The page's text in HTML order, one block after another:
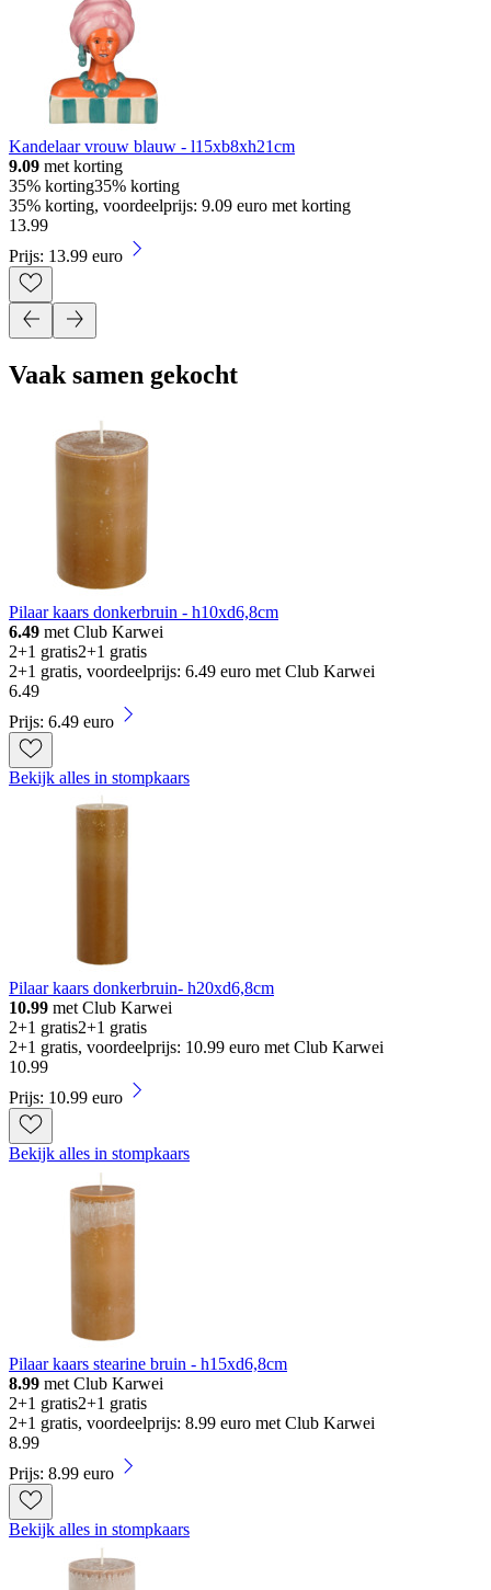
Kandelaar vrouw blauw - l15xb8xh21cm
9.09 met korting
35% korting35% korting
35% korting, voordeelprijs: 9.09 euro met korting
13.99
Prijs: 13.99 euro
Vaak samen gekocht
Pilaar kaars donkerbruin - h10xd6,8cm
6.49 met Club Karwei
2+1 gratis2+1 gratis
2+1 gratis, voordeelprijs: 6.49 euro met Club Karwei
6.49
Prijs: 6.49 euro
Bekijk alles in stompkaars
Pilaar kaars donkerbruin- h20xd6,8cm
10.99 met Club Karwei
2+1 gratis2+1 gratis
2+1 gratis, voordeelprijs: 10.99 euro met Club Karwei
10.99
Prijs: 10.99 euro
Bekijk alles in stompkaars
Pilaar kaars stearine bruin - h15xd6,8cm
8.99 met Club Karwei
2+1 gratis2+1 gratis
2+1 gratis, voordeelprijs: 8.99 euro met Club Karwei
8.99
Prijs: 8.99 euro
Bekijk alles in stompkaars